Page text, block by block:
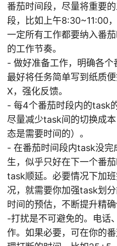
番茄时间段，尽量将重要
段，比如上午8:30~11:00
一定所有工作都要纳入番
的工作节奏。
- 做好准备工作，明确各个
最好将任务简单写到纸质
X，强化反馈。
- 每4个番茄时段内的task
尽量减少task间的切换成
态是需要时间的）。
- 在番茄时间段内task没完
生，似乎只好在下一个番
task顺延。必要情况下加
况，就需要你加强task划
时间的预估，不断提升精确
-打扰是不可避免的。电话
作。如果必要，可在你的